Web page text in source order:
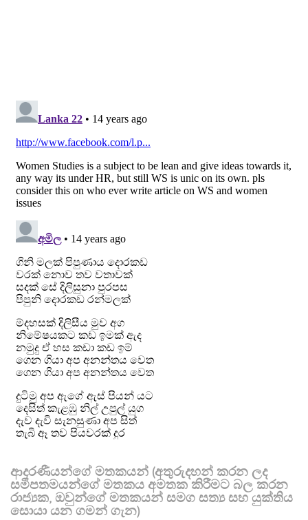
ආදරණීයන්ගේ මතකයන් (අතුරුදහන් කරන ලද
සමීපතමයන්ගේ මතකය අමතක කිරීමට බල කරන
රාජ්‍යක, ඔවුන්ගේ මතකයන් සමග සත්‍ය සහ යුක්තිය
සොයා යන ගමන් ගැන)